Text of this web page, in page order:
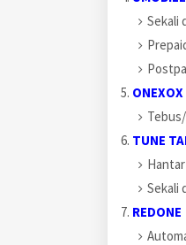
Sekali
5. ONEXOX
6. TUNE
Sekali
7. REDONE